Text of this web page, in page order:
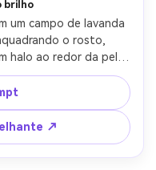
brilho
um campo de lavanda
o rosto,
halo ao redor da pele,
f/1.4, retrato de
pele fotorealistas,
vibração editorial
resolução- -ar 4:5
↗